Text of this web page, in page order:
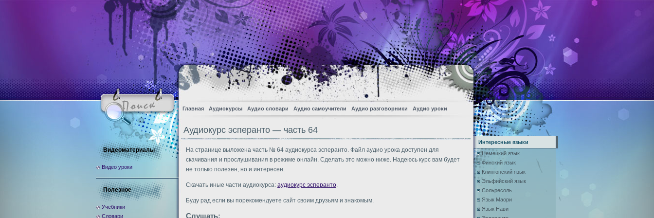
Главная Аудиокурсы Аудио словари Аудио самоучители Аудио разговорники Аудио уроки
Аудиокурс эсперанто — часть 64
На странице выложена часть № 64 аудиокурса эсперанто. Файл аудио урока доступен для
скачивания и прослушивания в режиме онлайн. Сделать это можно ниже. Надеюсь курс вам будет
не только полезен, но и интересен.
Скачать иные части аудиокурса: аудиокурс эсперанто.
Буду рад если вы порекомендуете сайт своим друзьям и знакомым.
Слушать:
Видеоматериалы
Видео уроки
Полезное
Учебники
Словари
Интересные языки
Немецкий язык
Финский язык
Клингонский язык
Эльфийский язык
Сольресоль
Язык Маори
Язык Нави